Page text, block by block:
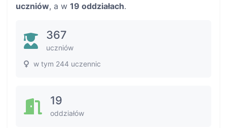
uczniów, a w 19 oddziałach.
367
uczniów
w tym 244 uczennic
19
oddziałów